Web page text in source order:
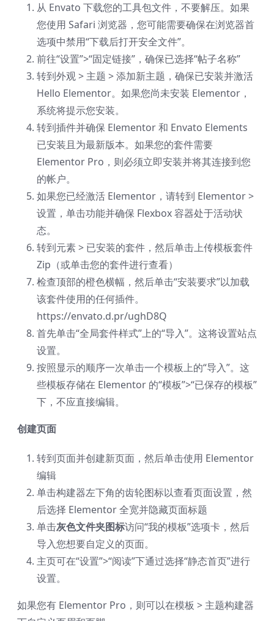
从 Envato 下载您的工具包文件，不要解压。如果
您使用 Safari 浏览器，您可能需要确保在浏览器首
选项中禁用“下载后打开安全文件”。
前往“设置”>“固定链接”，确保已选择“帖子名称”
转到外观 > 主题 > 添加新主题，确保已安装并激活
Hello Elementor。如果您尚未安装 Elementor，
系统将提示您安装。
转到插件并确保 Elementor 和 Envato Elements
已安装且为最新版本。如果您的套件需要
Elementor Pro，则必须立即安装并将其连接到您
的帐户。
如果您已经激活 Elementor，请转到 Elementor >
设置，单击功能并确保 Flexbox 容器处于活动状
态。
转到元素 > 已安装的套件，然后单击上传模板套件
Zip（或单击您的套件进行查看）
检查顶部的橙色横幅，然后单击“安装要求”以加载
该套件使用的任何插件。
https://envato.d.pr/ughD8Q
首先单击“全局套件样式”上的“导入”。这将设置站点
设置。
按照显示的顺序一次单击一个模板上的“导入”。这
些模板存储在 Elementor 的“模板”>“已保存的模板”
下，不应直接编辑。
创建页面
转到页面并创建新页面，然后单击使用 Elementor
编辑
单击构建器左下角的齿轮图标以查看页面设置，然
后选择 Elementor 全宽并隐藏页面标题
单击灰色文件夹图标访问“我的模板”选项卡，然后
导入您想要自定义的页面。
主页可在“设置”>“阅读”下通过选择“静态首页”进行
设置。
如果您有 Elementor Pro，则可以在模板 > 主题构建器